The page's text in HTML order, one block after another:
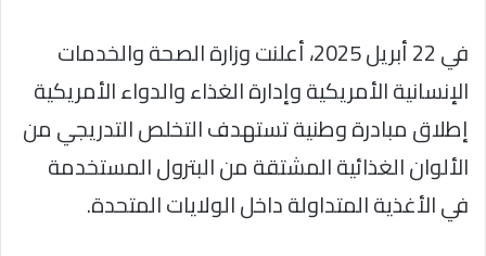
في 22 أبريل 2025، أعلنت وزارة الصحة والخدمات
الإنسانية الأمريكية وإدارة الغذاء والدواء الأمريكية
إطلاق مبادرة وطنية تستهدف التخلص التدريجي من
الألوان الغذائية المشتقة من البترول المستخدمة
في الأغذية المتداولة داخل الولايات المتحدة.